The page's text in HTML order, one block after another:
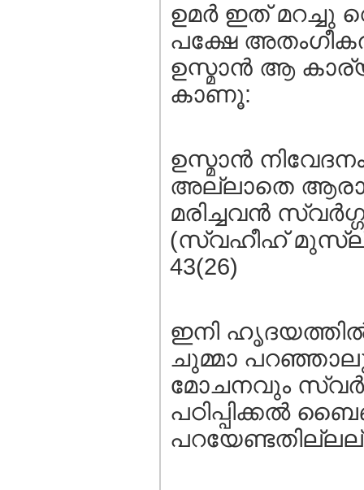
ഉമര്‍ ഇത് മറച്ചു
പക്ഷേ
ഉസ്മാന്‍ ആ
കാണൂ:
ഉസ്മാന്‍
അല്ലാതെ
മരിച്ചവന്‍
(സ്വഹീഹ്
43(26)
ഇനി ഹൃദയത്തില്‍
ചുമ്മാ
മോചനവും
പഠിപ്പിക്കല്‍